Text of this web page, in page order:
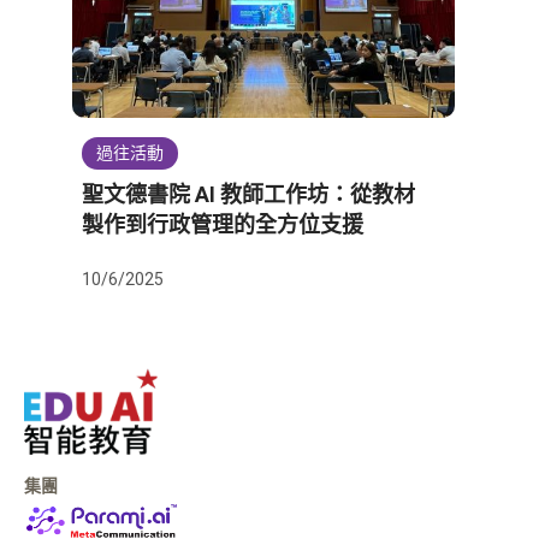
過往活動
聖文德書院 AI 教師工作坊：從教材
製作到行政管理的全方位支援
10/6/2025
集團